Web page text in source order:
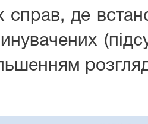
справ, де